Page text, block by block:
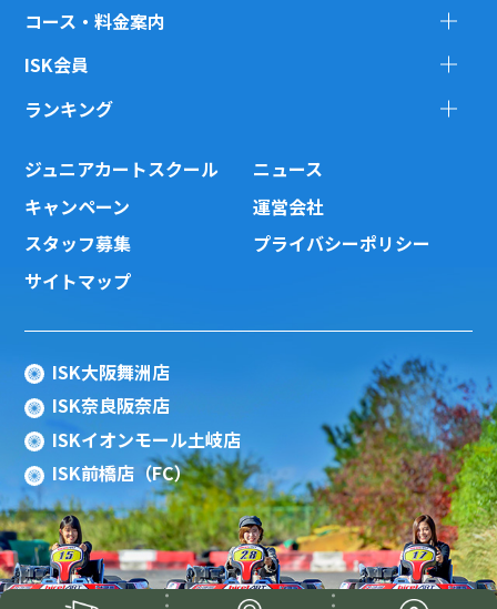
コース・料金案内
ISK会員
ランキング
ジュニアカートスクール
ニュース
キャンペーン
運営会社
スタッフ募集
プライバシーポリシー
サイトマップ
ISK大阪舞洲店
ISK奈良阪奈店
ISKイオンモール土岐店
ISK前橋店（FC）